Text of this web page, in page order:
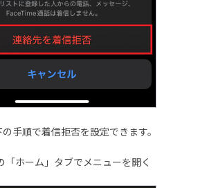
手順で着信拒否を設定できます。
「ホーム」タブでメニューを開く